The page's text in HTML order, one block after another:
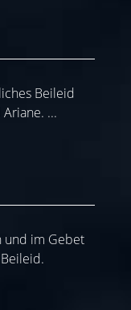
Beileid
...
und im Gebet